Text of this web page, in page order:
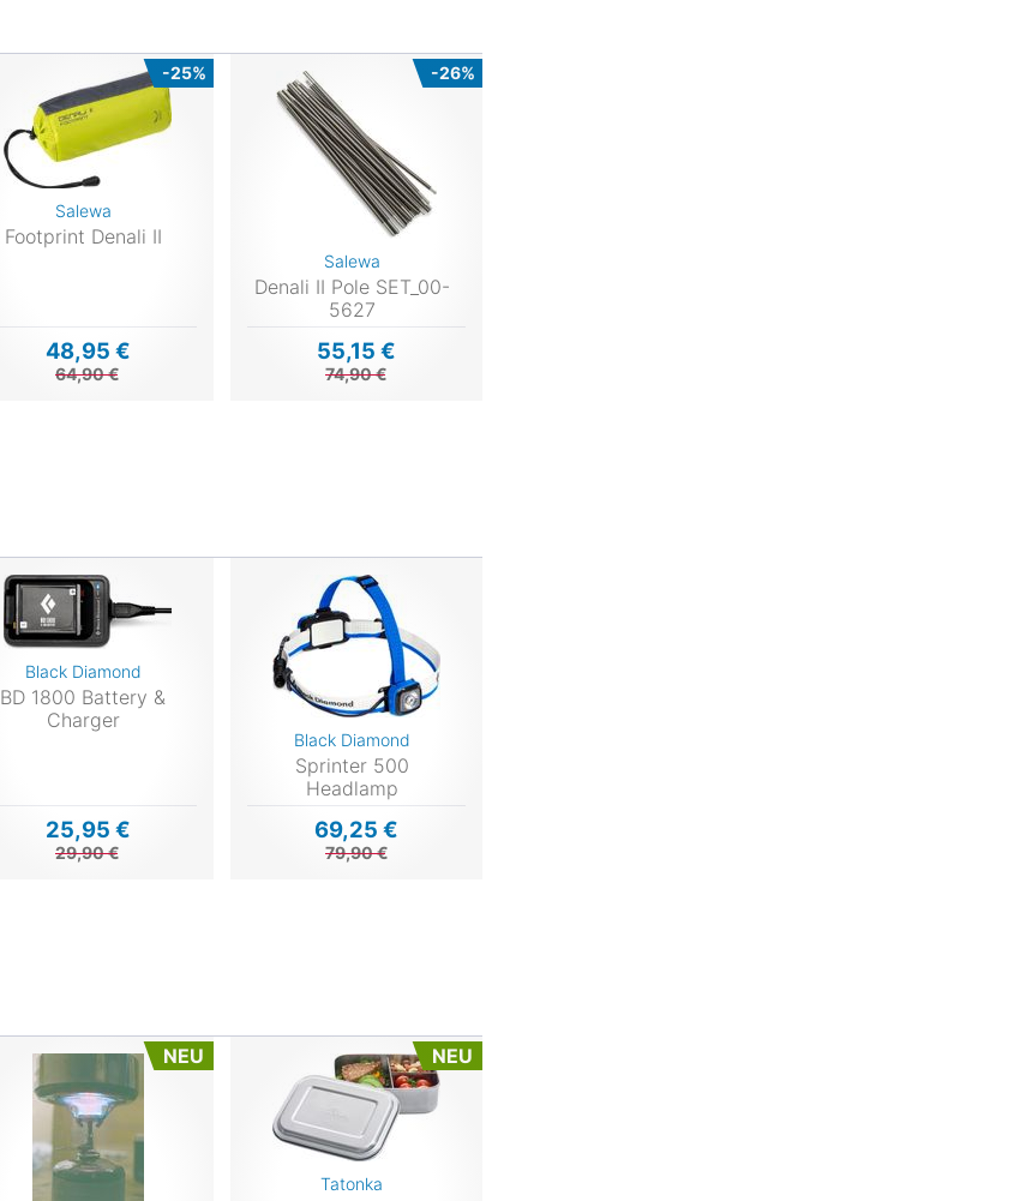
-25%
Salewa
Footprint Denali II
48,95 €
64,90 €
-26%
Salewa
Denali II Pole SET_00-
5627
55,15 €
74,90 €
Black Diamond
BD 1800 Battery &
Charger
25,95 €
29,90 €
Black Diamond
Sprinter 500
Headlamp
69,25 €
79,90 €
NEU NEU
Tatonka